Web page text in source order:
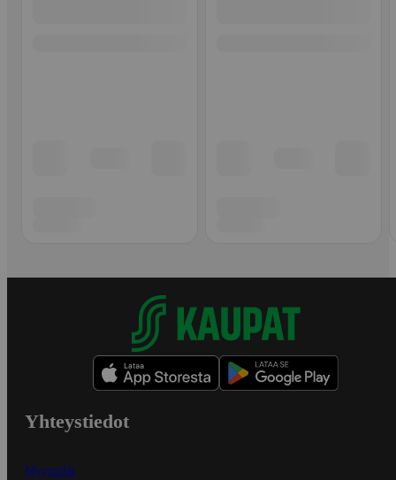
Yhteystiedot
Myymälät